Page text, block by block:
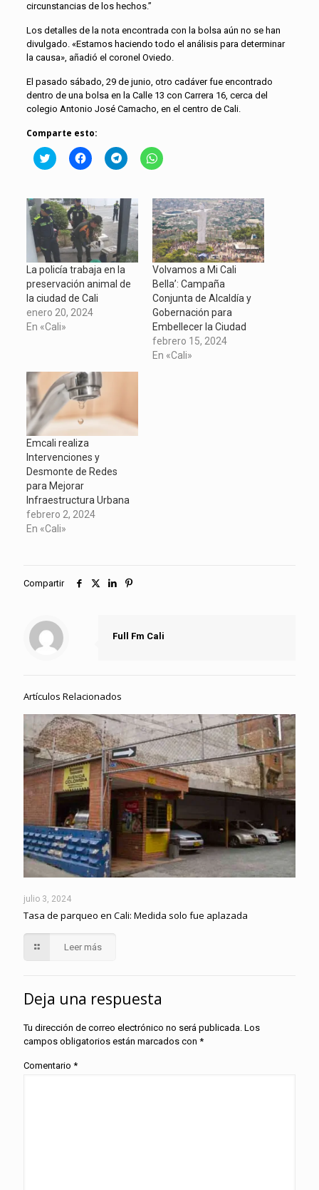
circunstancias de los hechos.”
Los detalles de la nota encontrada con la bolsa aún no se han
divulgado. «Estamos haciendo todo el análisis para determinar
la causa», añadió el coronel Oviedo.
El pasado sábado, 29 de junio, otro cadáver fue encontrado
dentro de una bolsa en la Calle 13 con Carrera 16, cerca del
colegio Antonio José Camacho, en el centro de Cali.
Comparte esto:
Click
to
(Se
abre
en
una
ventana
nueva)
Haz
clic
Facebook
(Se
abre
en
una
ventana
nueva)
Haz
clic
Telegram
(Se
abre
en
una
ventana
nueva)
Haz
clic
WhatsApp
(Se
abre
en
una
ventana
nueva)
La policía trabaja en la
preservación animal de
la ciudad de Cali
enero 20, 2024
En «Cali»
Volvamos a Mi Cali
Bella’: Campaña
Conjunta de Alcaldía y
Gobernación para
Embellecer la Ciudad
febrero 15, 2024
En «Cali»
Emcali realiza
Intervenciones y
Desmonte de Redes
para Mejorar
Infraestructura Urbana
febrero 2, 2024
En «Cali»
Compartir
Full Fm Cali
Artículos Relacionados
julio 3, 2024
Tasa de parqueo en Cali: Medida solo fue aplazada
Leer más
Deja una respuesta
Tu dirección de correo electrónico no será publicada. Los
campos obligatorios están marcados con *
Comentario *